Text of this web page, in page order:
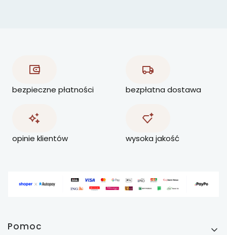
bezpieczne płatności bezpłatna dostawa
opinie klientów wysoka jakość
Linki w stopce
Pomoc